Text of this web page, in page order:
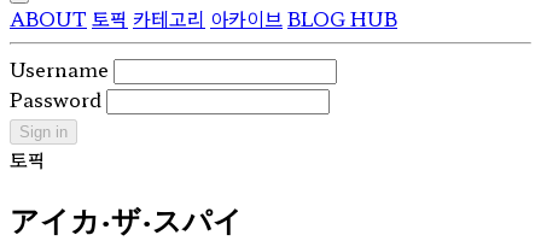
ABOUT 토픽 카테고리 아카이브BLOG HUB
Username
Password
Sign in
토픽
アイカ・ザ・スパイ